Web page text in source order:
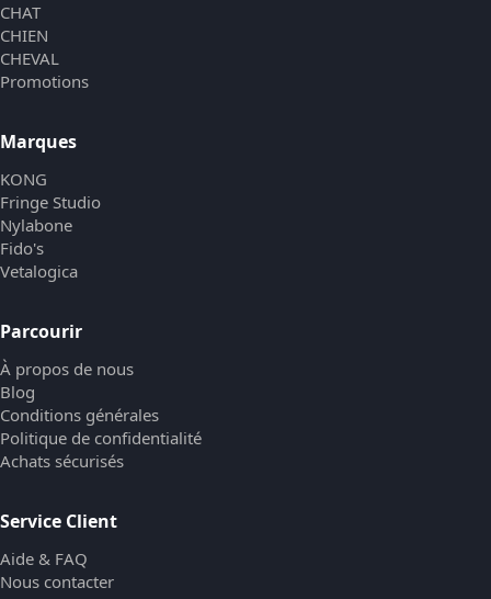
CHAT
CHIEN
CHEVAL
Promotions
Marques
KONG
Fringe Studio
Nylabone
Fido's
Vetalogica
Parcourir
À propos de nous
Blog
Conditions générales
Politique de confidentialité
Achats sécurisés
Service Client
Aide & FAQ
Nous contacter